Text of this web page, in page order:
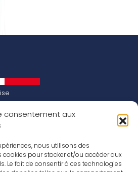
consentement aux
nous utilisons des
pour stocker et/ou accéder aux
Le fait de consentir à ces technologies